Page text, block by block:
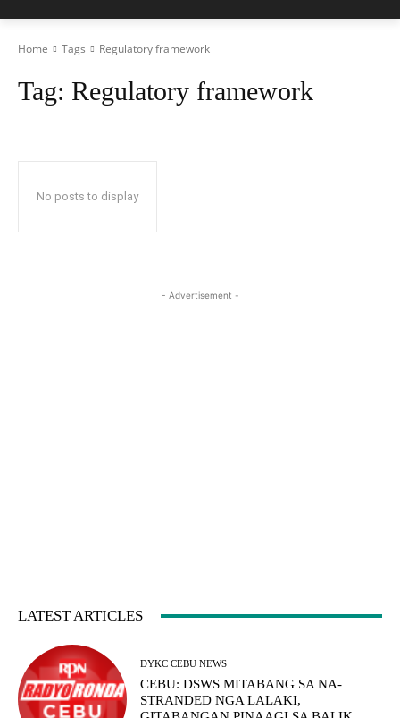
Home Tags Regulatory framework
Tag: Regulatory framework
No posts to display
- Advertisement -
LATEST ARTICLES
DYKC CEBU NEWS
CEBU: DSWS MITABANG SA NA-
STRANDED NGA LALAKI,